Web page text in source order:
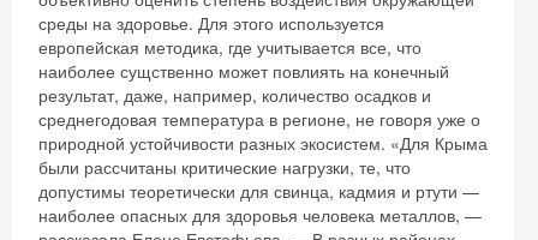
среды на здоровье. Для этого используется
европейская методика, где учитывается все, что
наиболее сущственно может повлиять на конечный
результат, даже, например, количество осадков и
среднегодовая температура в регионе, не говоря уже о
природной устойчивости разных экосистем. «Для Крыма
были рассчитаны критические нагрузки, те, что
допустимы теоретически для свинца, кадмия и ртути —
наиболее опасных для здоровья человека металлов, —